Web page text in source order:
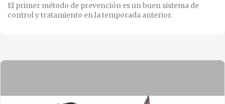
El primer método de prevención es un buen sistema de
control y tratamiento en la temporada anterior.